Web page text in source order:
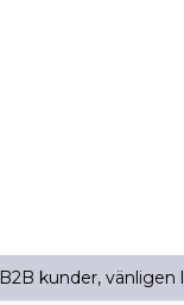
kunder, vänligen